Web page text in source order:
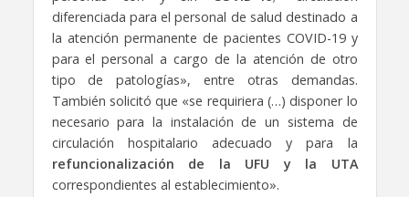
diferenciada para el personal de salud destinado a
la atención permanente de pacientes COVID-19 y
para el personal a cargo de la atención de otro
tipo de patologías», entre otras demandas.
También solicitó que «se requiriera (…) disponer lo
necesario para la instalación de un sistema de
circulación hospitalario adecuado y para la
refuncionalización de la UFU y la UTA
correspondientes al establecimiento».